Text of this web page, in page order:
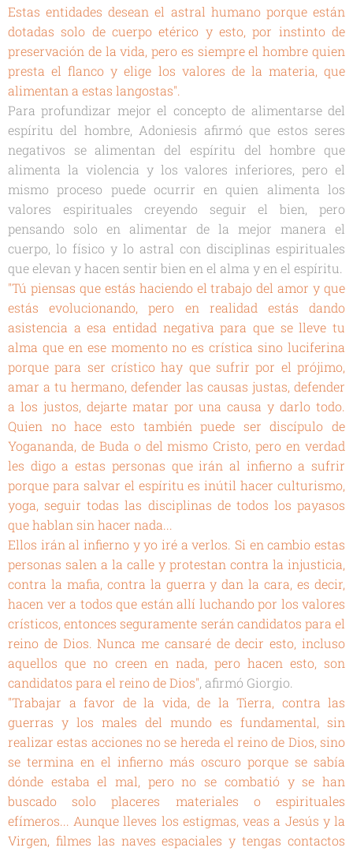
Estas entidades desean el astral humano porque están
dotadas solo de cuerpo etérico y esto, por instinto de
preservación de la vida, pero es siempre el hombre quien
presta el flanco y elige los valores de la materia, que
alimentan a estas langostas".
Para profundizar mejor el concepto de alimentarse del
espíritu del hombre, Adoniesis afirmó que estos seres
negativos se alimentan del espíritu del hombre que
alimenta la violencia y los valores inferiores, pero el
mismo proceso puede ocurrir en quien alimenta los
valores espirituales creyendo seguir el bien, pero
pensando solo en alimentar de la mejor manera el
cuerpo, lo físico y lo astral con disciplinas espirituales
que elevan y hacen sentir bien en el alma y en el espíritu.
"Tú piensas que estás haciendo el trabajo del amor y que
estás evolucionando, pero en realidad estás dando
asistencia a esa entidad negativa para que se lleve tu
alma que en ese momento no es crística sino luciferina
porque para ser crístico hay que sufrir por el prójimo,
amar a tu hermano, defender las causas justas, defender
a los justos, dejarte matar por una causa y darlo todo.
Quien no hace esto también puede ser discípulo de
Yogananda, de Buda o del mismo Cristo, pero en verdad
les digo a estas personas que irán al infierno a sufrir
porque para salvar el espíritu es inútil hacer culturismo,
yoga, seguir todas las disciplinas de todos los payasos
que hablan sin hacer nada...
Ellos irán al infierno y yo iré a verlos. Si en cambio estas
personas salen a la calle y protestan contra la injusticia,
contra la mafia, contra la guerra y dan la cara, es decir,
hacen ver a todos que están allí luchando por los valores
crísticos, entonces seguramente serán candidatos para el
reino de Dios. Nunca me cansaré de decir esto, incluso
aquellos que no creen en nada, pero hacen esto, son
candidatos para el reino de Dios", afirmó Giorgio.
"Trabajar a favor de la vida, de la Tierra, contra las
guerras y los males del mundo es fundamental, sin
realizar estas acciones no se hereda el reino de Dios, sino
se termina en el infierno más oscuro porque se sabía
dónde estaba el mal, pero no se combatió y se han
buscado solo placeres materiales o espirituales
efímeros... Aunque lleves los estigmas, veas a Jesús y la
Virgen, filmes las naves espaciales y tengas contactos